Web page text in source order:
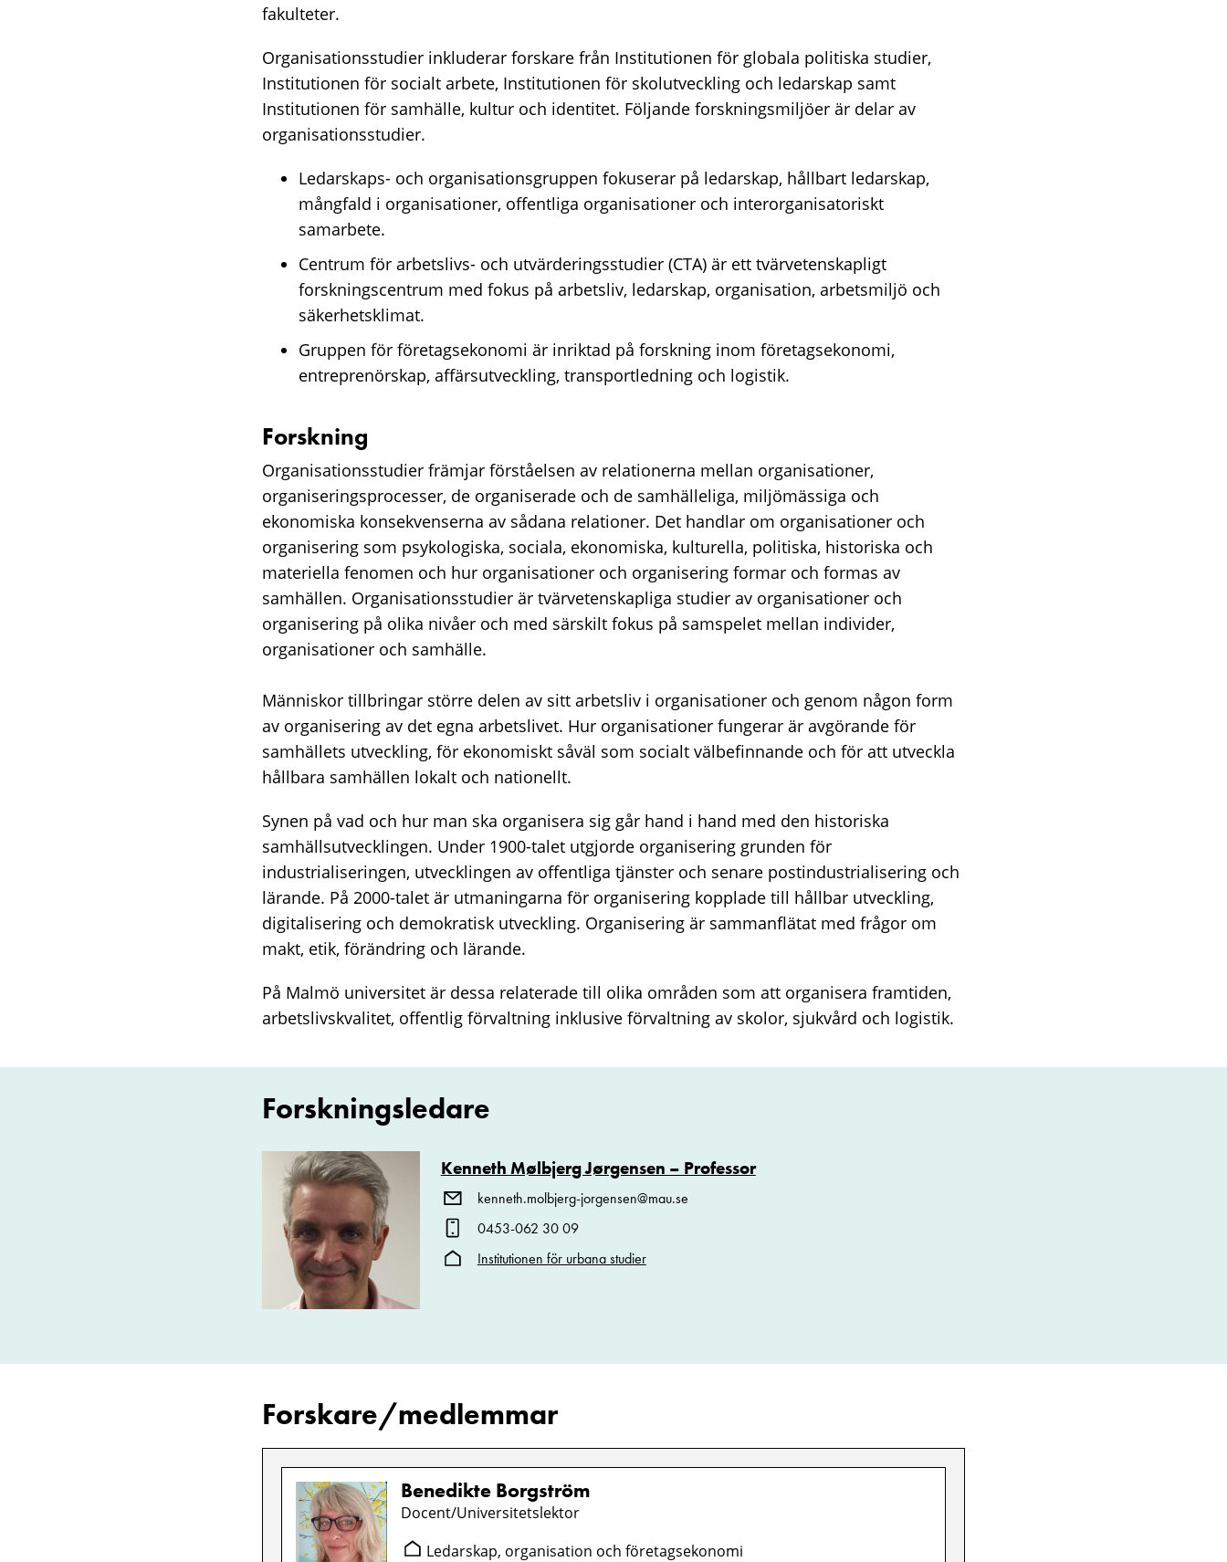
fakulteter.
Organisationsstudier inkluderar forskare från Institutionen för globala politiska studier,
Institutionen för socialt arbete, Institutionen för skolutveckling och ledarskap samt
Institutionen för samhälle, kultur och identitet. Följande forskningsmiljöer är delar av
organisationsstudier.
Ledarskaps- och organisationsgruppen fokuserar på ledarskap, hållbart ledarskap,
mångfald i organisationer, offentliga organisationer och interorganisatoriskt
samarbete.
Centrum för arbetslivs- och utvärderingsstudier (CTA) är ett tvärvetenskapligt
forskningscentrum med fokus på arbetsliv, ledarskap, organisation, arbetsmiljö och
säkerhetsklimat.
Gruppen för företagsekonomi är inriktad på forskning inom företagsekonomi,
entreprenörskap, affärsutveckling, transportledning och logistik.
Forskning
Organisationsstudier främjar förståelsen av relationerna mellan organisationer,
organiseringsprocesser, de organiserade och de samhälleliga, miljömässiga och
ekonomiska konsekvenserna av sådana relationer. Det handlar om organisationer och
organisering som psykologiska, sociala, ekonomiska, kulturella, politiska, historiska och
materiella fenomen och hur organisationer och organisering formar och formas av
samhällen. Organisationsstudier är tvärvetenskapliga studier av organisationer och
organisering på olika nivåer och med särskilt fokus på samspelet mellan individer,
organisationer och samhälle.
Människor tillbringar större delen av sitt arbetsliv i organisationer och genom någon form
av organisering av det egna arbetslivet. Hur organisationer fungerar är avgörande för
samhällets utveckling, för ekonomiskt såväl som socialt välbefinnande och för att utveckla
hållbara samhällen lokalt och nationellt.
Synen på vad och hur man ska organisera sig går hand i hand med den historiska
samhällsutvecklingen. Under 1900-talet utgjorde organisering grunden för
industrialiseringen, utvecklingen av offentliga tjänster och senare postindustrialisering och
lärande. På 2000-talet är utmaningarna för organisering kopplade till hållbar utveckling,
digitalisering och demokratisk utveckling. Organisering är sammanflätat med frågor om
makt, etik, förändring och lärande.
På Malmö universitet är dessa relaterade till olika områden som att organisera framtiden,
arbetslivskvalitet, offentlig förvaltning inklusive förvaltning av skolor, sjukvård och logistik.
Forskningsledare
Kenneth Mølbjerg Jørgensen – Professor
kenneth.molbjerg-jorgensen@mau.se
0453-062 30 09
Institutionen för urbana studier
Forskare/medlemmar
Benedikte Borgström
Docent/Universitetslektor
Ledarskap, organisation och företagsekonomi